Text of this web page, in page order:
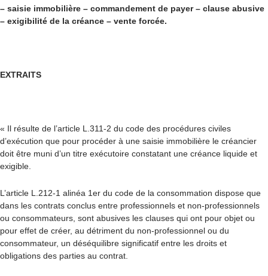
– saisie immobilière – commandement de payer – clause abusive
– exigibilité de la créance – vente forcée.
EXTRAITS
« Il résulte de l’article L.311-2 du code des procédures civiles
d’exécution que pour procéder à une saisie immobilière le créancier
doit être muni d’un titre exécutoire constatant une créance liquide et
exigible.
L’article L.212-1 alinéa 1er du code de la consommation dispose que
dans les contrats conclus entre professionnels et non-professionnels
ou consommateurs, sont abusives les clauses qui ont pour objet ou
pour effet de créer, au détriment du non-professionnel ou du
consommateur, un déséquilibre significatif entre les droits et
obligations des parties au contrat.